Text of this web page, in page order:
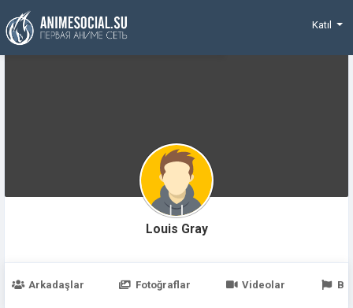
Funding
Katıl
Louis Gray
Arkadaşlar Fotoğraflar Videolar